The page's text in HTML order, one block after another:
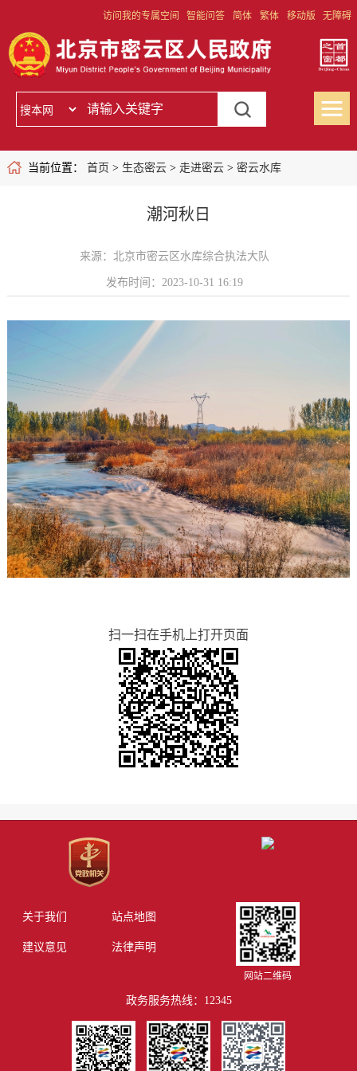
访问我的专属空间 智能问答 简体 繁体 移动版 无障碍
当前位置： 首页 > 生态密云> 走进密云> 密云水库
潮河秋日
来源：北京市密云区水库综合执法大队
发布时间：2023-10-31 16:19
扫一扫在手机上打开页面
关于我们 站点地图
建议意见 法律声明
网站二维码
政务服务热线：12345